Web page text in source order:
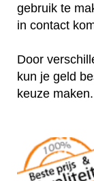
gebruik te
in contact
Door
kun je geld
keuze maken.